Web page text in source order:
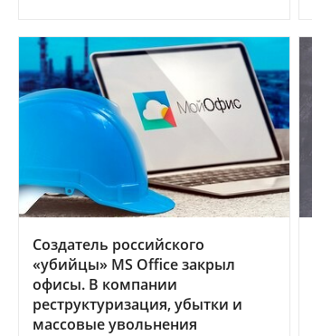
Создатель российского
«убийцы» MS Office закрыл
офисы. В компании
реструктуризация, убытки и
массовые увольнения